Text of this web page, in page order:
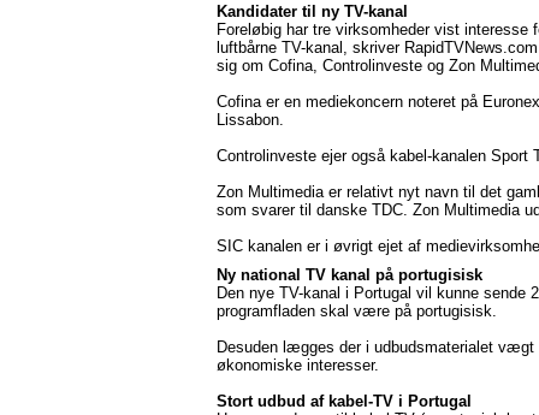
Kandidater til ny TV-kanal
Foreløbig har tre virksomheder vist interesse
luftbårne TV-kanal, skriver
sig om Cofina, Controlinveste og Zon
Cofina er en mediekoncern noteret på
Lissabon.
Controlinveste ejer også kabel-kanalen Sport
Zon Multimedia er relativt nyt navn til det
som svarer til danske TDC. Zon Multimedia
SIC kanalen er i øvrigt ejet af
Ny national TV kanal på portugisisk
Den nye TV-kanal i Portugal vil kunne
programfladen skal være på portugisisk.
Desuden lægges der i udbudsmaterialet
økonomiske interesser.
Stort udbud af kabel-TV i Portugal